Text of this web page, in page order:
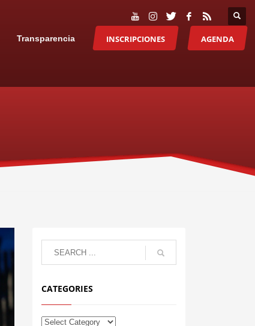
Transparencia INSCRIPCIONES AGENDA
CATEGORIES